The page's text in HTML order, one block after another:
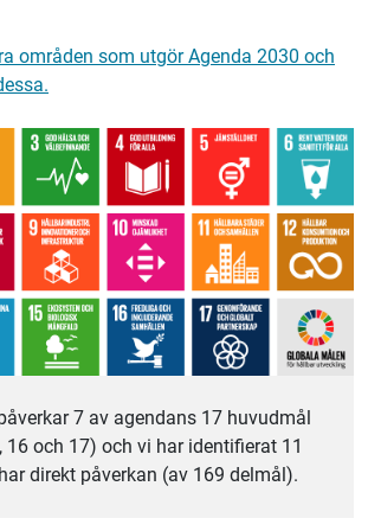
områden som utgör Agenda 2030 och
7 av agendans 17 huvudmål
16 och 17) och vi har identifierat 11
direkt påverkan (av 169 delmål).